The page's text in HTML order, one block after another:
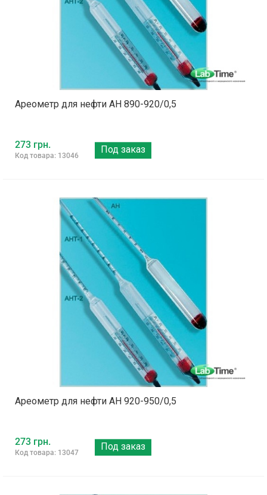
Ареометр для нефти АН 890-920/0,5
273 грн.
Код товара: 13046
Под заказ
Ареометр для нефти АН 920-950/0,5
273 грн.
Код товара: 13047
Под заказ